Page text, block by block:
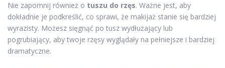
Nie zapomnij również o tuszu do rzęs. Ważne jest, aby
dokładnie je podkreślić, co sprawi, że makijaż stanie się bardziej
wyrazisty. Możesz sięgnąć po tusz wydłużający lub
pogrubiający, aby twoje rzęsy wyglądały na pełniejsze i bardziej
dramatyczne.